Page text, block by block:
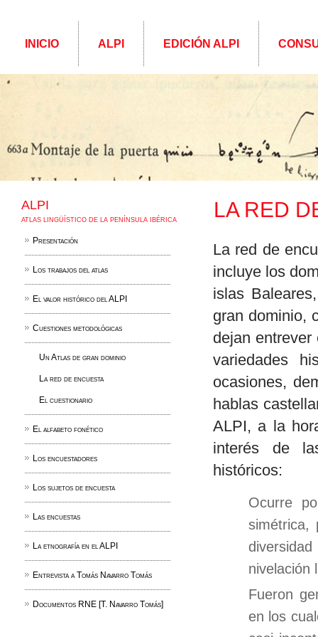
INICIO ALPI EDICIÓN ALPI
ALPI
ATLAS LINGÜÍSTICO DE LA PENÍNSULA IBÉRICA
Presentación
Los trabajos del atlas
El valor histórico del ALPI
Cuestiones metodológicas
Un Atlas de gran dominio
La red de encuesta
El cuestionario
El alfabeto fonético
Los encuestadores
Los sujetos de encuesta
Las encuestas
La etnografía en el ALPI
Entrevista a Tomás Navarro Tomás
Documentos RNE [T. Navarro Tomás]
LA RED
La red de
incluye los
islas
gran dominio,
dejan
variedades
ocasiones,
hablas
ALPI, a la
interés de
históricos:
Ocurre
simétrica,
nivelación
Fueron
en los